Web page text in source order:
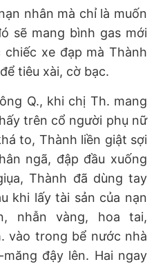
nhân mà chỉ là muốn
sẽ mang bình gas mới
xe đạp mà Thành
tiêu xài, cờ bạc.
Q., khi chị Th. mang
trên cổ người phụ nữ
to, Thành liền giật sợi
ngã, đập đầu xuống
Thành đã dùng tay
khi lấy tài sản của nạn
nhẫn vàng, hoa tai,
vào trong bể nước nhà
đậy lên. Hai ngay